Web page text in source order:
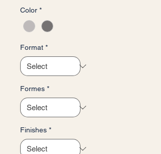
per
1
Square
meter
Color *
Format *
Formes *
Finishes *